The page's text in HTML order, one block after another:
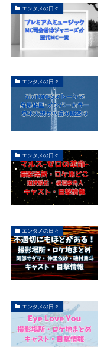
エンタメの日々
エンタメの日々
エンタメの日々
エンタメの日々
エンタメの日々